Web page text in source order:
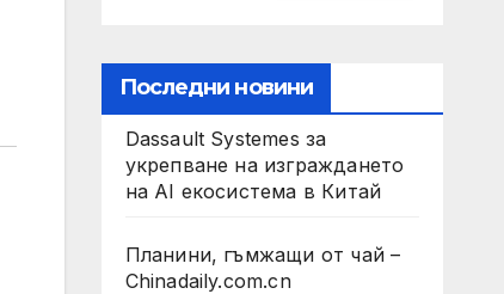
Последни новини
Dassault Systemes за
укрепване на изграждането
на AI екосистема в Китай
Планини, гъмжащи от чай –
Chinadaily.com.cn